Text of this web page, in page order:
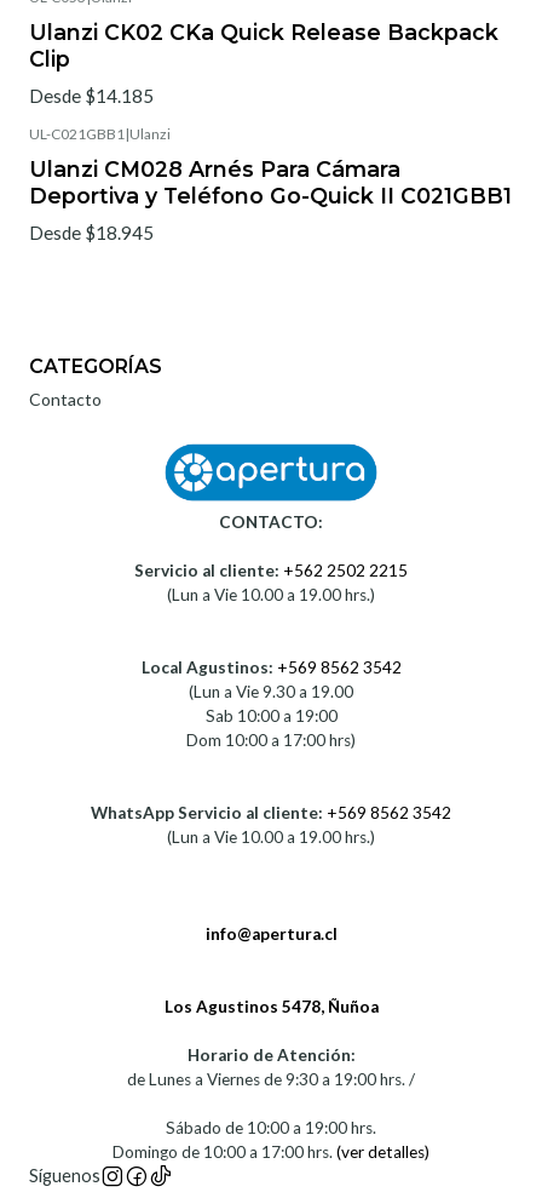
Ulanzi CK02 CKa Quick Release Backpack
Clip
Desde $14.185
UL-C021GBB1|Ulanzi
Ulanzi CM028 Arnés Para Cámara
Deportiva y Teléfono Go-Quick II C021GBB1
Desde $18.945
CATEGORÍAS
Contacto
CONTACTO:
Servicio al cliente: +562 2502 2215
(Lun a Vie 10.00 a 19.00 hrs.)
Local Agustinos: +569 8562 3542
(Lun a Vie 9.30 a 19.00
Sab 10:00 a 19:00
Dom 10:00 a 17:00 hrs)
WhatsApp Servicio al cliente: +569 8562 3542
(Lun a Vie 10.00 a 19.00 hrs.)
info@apertura.cl
Los Agustinos 5478, Ñuñoa
Horario de Atención:
de Lunes a Viernes de 9:30 a 19:00 hrs. /
Sábado de 10:00 a 19:00 hrs.
Domingo de 10:00 a 17:00 hrs. (ver detalles)
Síguenos